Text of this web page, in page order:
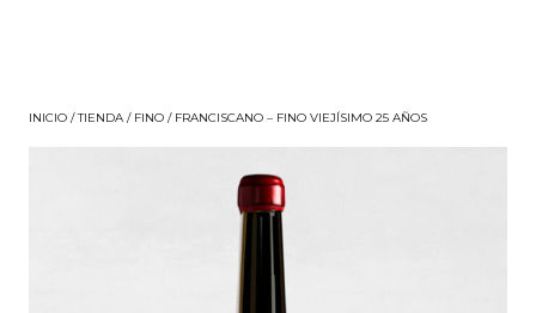
INICIO /TIENDA / FINO / FRANCISCANO – FINO VIEJÍSIMO 25 AÑOS